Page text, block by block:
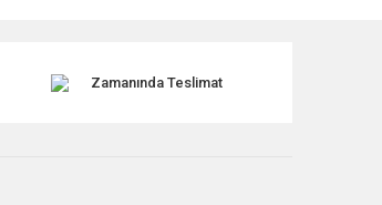
Zamanında Teslimat